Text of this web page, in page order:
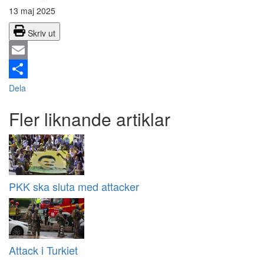
13 maj 2025
Skriv ut
Email
Dela
Fler liknande artiklar
PKK ska sluta med attacker
Attack i Turkiet